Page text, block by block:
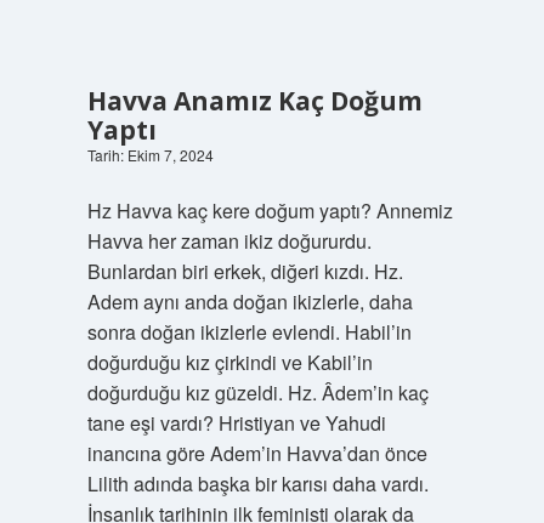
Havva Anamız Kaç Doğum
Yaptı
Tarih: Ekim 7, 2024
Hz Havva kaç kere doğum yaptı? Annemiz
Havva her zaman ikiz doğururdu.
Bunlardan biri erkek, diğeri kızdı. Hz.
Adem aynı anda doğan ikizlerle, daha
sonra doğan ikizlerle evlendi. Habil’in
doğurduğu kız çirkindi ve Kabil’in
doğurduğu kız güzeldi. Hz. Âdem’in kaç
tane eşi vardı? Hristiyan ve Yahudi
inancına göre Adem’in Havva’dan önce
Lilith adında başka bir karısı daha vardı.
İnsanlık tarihinin ilk feministi olarak da